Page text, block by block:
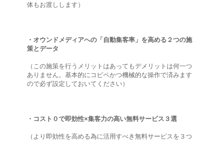
体もお渡しします）
・オウンドメディアへの「自動集客率」を高める２つの施
策とデータ
（この施策を行うメリットはあってもデメリットは何一つ
ありません。基本的にコピペかつ機械的な操作で済みます
ので必ず設定しておいてください）
・コスト０で即効性×集客力の高い無料サービス３選
（より即効性を高める為に活用すべき無料サービスを３つ